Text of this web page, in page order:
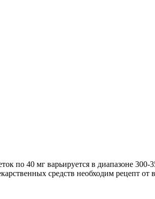
по 40 мг варьируется в диапазоне
средств необходим рецепт от